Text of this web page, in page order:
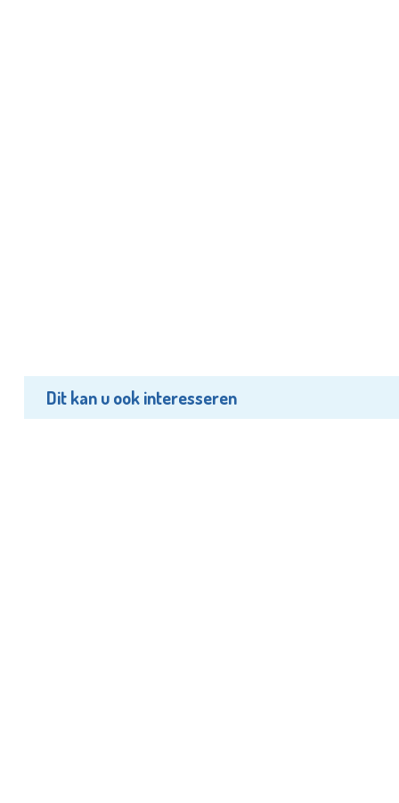
Dit kan u ook interesseren